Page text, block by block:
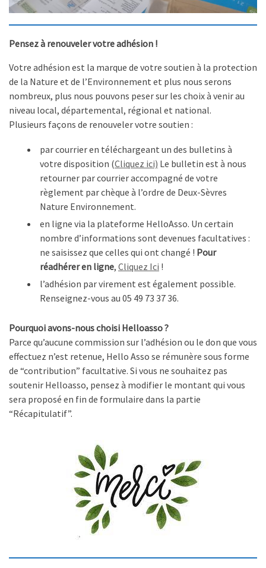
Pensez à renouveler votre adhésion !
Votre adhésion est la marque de votre soutien à la protection
de la Nature et de l’Environnement et plus nous serons
nombreux, plus nous pouvons peser sur les choix à venir au
niveau local, départemental, régional et national.
Plusieurs façons de renouveler votre soutien :
par courrier en téléchargeant un des bulletins à
votre disposition (Cliquez ici) Le bulletin est à nous
retourner par courrier accompagné de votre
règlement par chèque à l’ordre de Deux-Sèvres
Nature Environnement.
en ligne via la plateforme HelloAsso. Un certain
nombre d’informations sont devenues facultatives :
ne saisissez que celles qui ont changé ! Pour
réadhérer en ligne, Cliquez Ici !
l’adhésion par virement est également possible.
Renseignez-vous au 05 49 73 37 36.
Pourquoi avons-nous choisi Helloasso ?
Parce qu’aucune commission sur l’adhésion ou le don que vous
effectuez n’est retenue, Hello Asso se rémunère sous forme
de “contribution” facultative. Si vous ne souhaitez pas
soutenir Helloasso, pensez à modifier le montant qui vous
sera proposé en fin de formulaire dans la partie
“Récapitulatif”.